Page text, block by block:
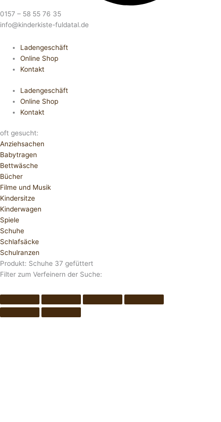
0157 – 58 55 76 35
info@kinderkiste-fuldatal.de
Ladengeschäft
Online Shop
Kontakt
Ladengeschäft
Online Shop
Kontakt
oft gesucht:
Anziehsachen
Babytragen
Bettwäsche
Bücher
Filme und Musik
Kindersitze
Kinderwagen
Spiele
Schuhe
Schlafsäcke
Schulranzen
Produkt: Schuhe 37 gefüttert
Filter zum Verfeinern der Suche: